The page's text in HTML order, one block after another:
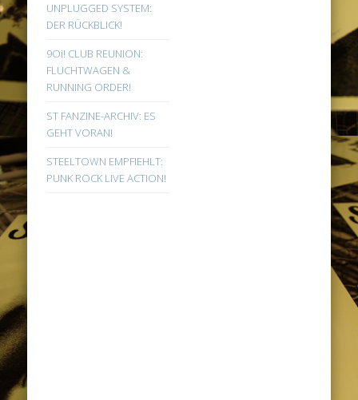
UNPLUGGED SYSTEM:
DER RÜCKBLICK!
9Oi! CLUB REUNION:
FLUCHTWAGEN &
RUNNING ORDER!
ST FANZINE-ARCHIV: ES
GEHT VORAN!
STEELTOWN EMPFIEHLT:
PUNK ROCK LIVE ACTION!